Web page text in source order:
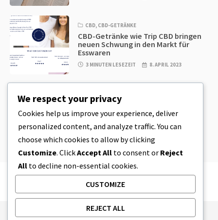
CBD, CBD-GETRÄNKE
CBD-Getränke wie Trip CBD bringen
neuen Schwung in den Markt für
Esswaren
3 MINUTEN LESEZEIT 8. APRIL 2023
CBD EDIBLES
CBD-Plätzchenteig & unglaublich
einfache CBD-Esswaren, die Sie zu
Hause herstellen können
4 MINUTEN LESEZEIT
We respect your privacy
Cookies help us improve your experience, deliver
personalized content, and analyze traffic. You can
choose which cookies to allow by clicking
Customize. ClickAccept All to consent or Reject
All to decline non-essential cookies.
CUSTOMIZE
REJECT ALL